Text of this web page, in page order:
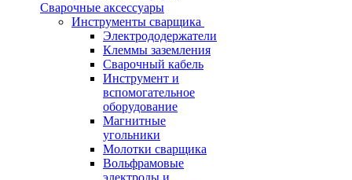
Сварочные аксессуары
Инструменты сварщика
Электрододержатели
Клеммы заземления
Сварочный кабель
Инструмент и
вспомогательное
оборудование
Магнитные
угольники
Молотки сварщика
Вольфрамовые
электроды и